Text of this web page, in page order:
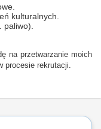
kulturalnych.
na przetwarzanie moich
procesie rekrutacji.